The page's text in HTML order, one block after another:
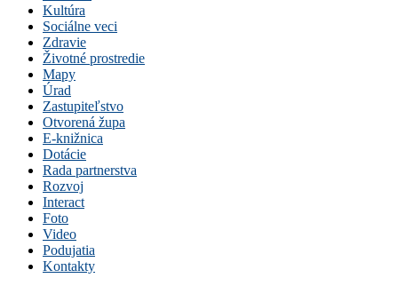
Kultúra
Sociálne veci
Zdravie
Životné prostredie
Mapy
Úrad
Zastupiteľstvo
Otvorená župa
E-knižnica
Dotácie
Rada partnerstva
Rozvoj
Interact
Foto
Video
Podujatia
Kontakty